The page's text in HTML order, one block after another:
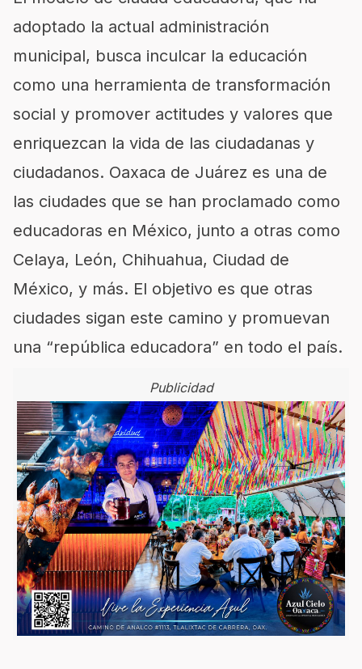
adoptado la actual administración
municipal, busca inculcar la educación
como una herramienta de transformación
social y promover actitudes y valores que
enriquezcan la vida de las ciudadanas y
ciudadanos. Oaxaca de Juárez es una de
las ciudades que se han proclamado como
educadoras en México, junto a otras como
Celaya, León, Chihuahua, Ciudad de
México, y más. El objetivo es que otras
ciudades sigan este camino y promuevan
una “república educadora” en todo el país.
Publicidad